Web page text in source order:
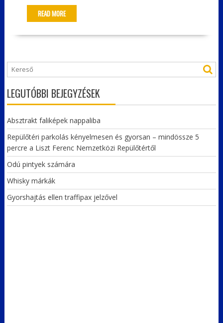
READ MORE
LEGUTÓBBI BEJEGYZÉSEK
Absztrakt faliképek nappaliba
Repülőtéri parkolás kényelmesen és gyorsan – mindössze 5
percre a Liszt Ferenc Nemzetközi Repülőtértől
Odú pintyek számára
Whisky márkák
Gyorshajtás ellen traffipax jelzővel